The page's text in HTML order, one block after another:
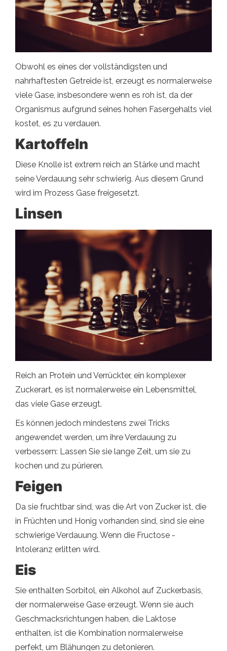
Obwohl es eines der vollständigsten und
nahrhaftesten Getreide ist, erzeugt es normalerweise
viele Gase, insbesondere wenn es roh ist, da der
Organismus aufgrund seines hohen Fasergehalts viel
kostet, es zu verdauen.
Kartoffeln
Diese Knolle ist extrem reich an Stärke und macht
seine Verdauung sehr schwierig. Aus diesem Grund
wird im Prozess Gase freigesetzt.
Linsen
Reich an Protein und Verrückter, ein komplexer
Zuckerart, es ist normalerweise ein Lebensmittel,
das viele Gase erzeugt.
Es können jedoch mindestens zwei Tricks
angewendet werden, um ihre Verdauung zu
verbessern: Lassen Sie sie lange Zeit, um sie zu
kochen und zu pürieren.
Feigen
Da sie fruchtbar sind, was die Art von Zucker ist, die
in Früchten und Honig vorhanden sind, sind sie eine
schwierige Verdauung. Wenn die Fructose -
Intoleranz erlitten wird.
Eis
Sie enthalten Sorbitol, ein Alkohol auf Zuckerbasis,
der normalerweise Gase erzeugt. Wenn sie auch
Geschmacksrichtungen haben, die Laktose
enthalten, ist die Kombination normalerweise
perfekt, um Blähungen zu detonieren.